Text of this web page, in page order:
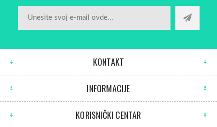
KONTAKT
INFORMACIJE
KORISNIČKI CENTAR